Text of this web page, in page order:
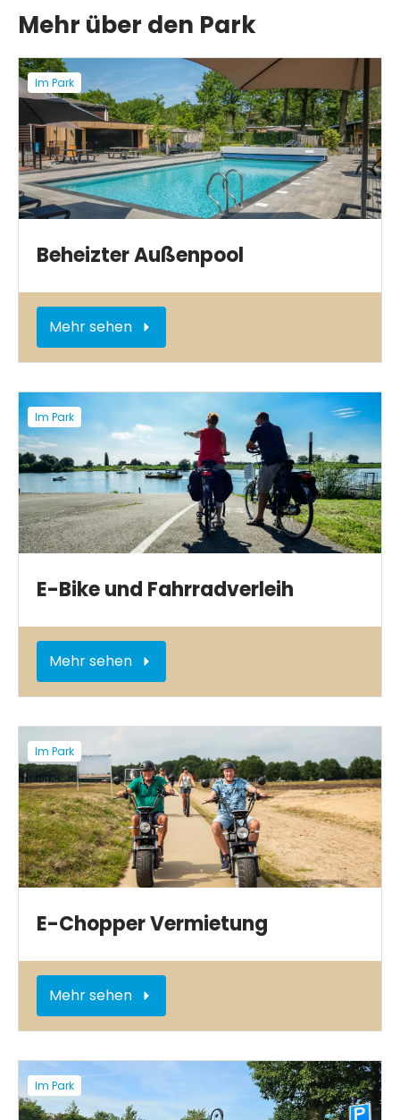
Mehr über den Park
Im Park
Beheizter Außenpool
Mehr sehen
Im Park
E-Bike und Fahrradverleih
Mehr sehen
Im Park
E-Chopper Vermietung
Mehr sehen
Im Park